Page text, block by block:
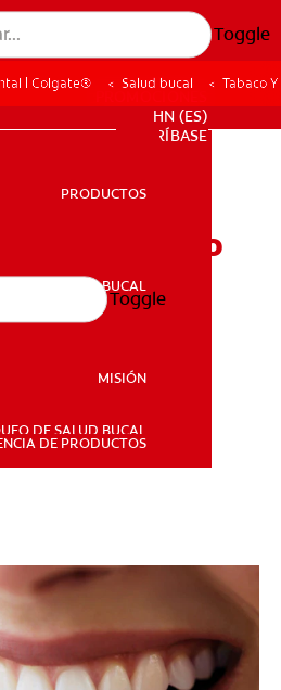
Toggle
SALUD BUCAL
PROMOCIONES
HN (ES)
HN (ES)
SUSCRÍBASE
PRODUCTOS
SALUD BUCAL
MISIÓN
DE SALUD BUCAL
DE PRODUCTOS
Toggle
| Colgate® Salud bucal Tabaco